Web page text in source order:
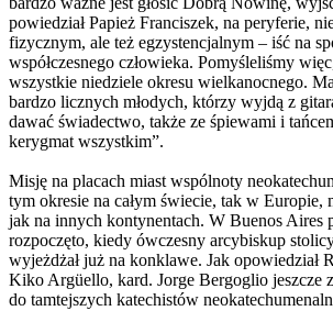
powiedział Papież Franciszek, na peryferie,
fizycznym, ale też egzystencjalnym – iść na
współczesnego człowieka. Pomyśleliśmy
wszystkie niedziele okresu wielkanocnego.
bardzo licznych młodych, którzy wyjdą z
dawać świadectwo, także ze śpiewami i
kerygmat wszystkim”.
Misję na placach miast wspólnoty
tym okresie na całym świecie, tak w Europie,
jak na innych kontynentach. W Buenos Aires
rozpoczęto, kiedy ówczesny arcybiskup
wyjeżdżał już na konklawe. Jak opowiedział
Kiko Argüello, kard. Jorge Bergoglio jeszcze
do tamtejszych katechistów